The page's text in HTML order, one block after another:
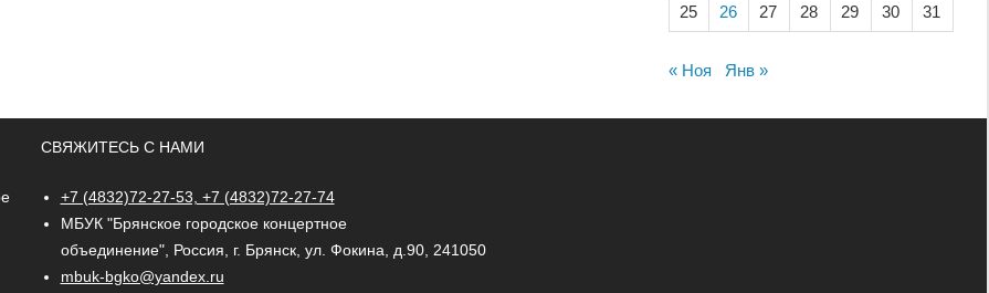
25 26 27 28 29 30 31
« Ноя Янв »
СВЯЖИТЕСЬ С НАМИ
+7 (4832)72-27-53, +7 (4832)72-27-74
МБУК "Брянское городское концертное
объединение", Россия, г. Брянск, ул. Фокина, д.90, 241050
mbuk-bgko@yandex.ru